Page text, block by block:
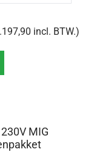
MIG
incl. BTW.)